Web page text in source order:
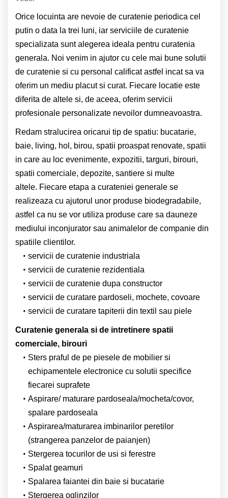
Orice locuinta are nevoie de curatenie periodica cel
putin o data la trei luni, iar serviciile de curatenie
specializata sunt alegerea ideala pentru curatenia
generala. Noi venim in ajutor cu cele mai bune solutii
de curatenie si cu personal calificat astfel incat sa va
oferim un mediu placut si curat. Fiecare locatie este
diferita de altele si, de aceea, oferim servicii
profesionale personalizate nevoilor dumneavoastra.
Redam stralucirea oricarui tip de spatiu: bucatarie,
baie, living, hol, birou, spatii proaspat renovate, spatii
in care au loc evenimente, expozitii, targuri, birouri,
spatii comerciale, depozite, santiere si multe
altele. Fiecare etapa a curateniei generale se
realizeaza cu ajutorul unor produse biodegradabile,
astfel ca nu se vor utiliza produse care sa dauneze
mediului inconjurator sau animalelor de companie din
spatiile clientilor.
servicii de curatenie industriala
servicii de curatenie rezidentiala
servicii de curatenie dupa constructor
servicii de curatare pardoseli, mochete, covoare
servicii de curatare tapiterii din textil sau piele
Curatenie generala si de intretinere spatii
comerciale, birouri
Sters praful de pe piesele de mobilier si
echipamentele electronice cu solutii specifice
fiecarei suprafete
Aspirare/ maturare pardoseala/mocheta/covor,
spalare pardoseala
Aspirarea/maturarea imbinarilor peretilor
(strangerea panzelor de paianjen)
Stergerea tocurilor de usi si ferestre
Spalat geamuri
Spalarea faiantei din baie si bucatarie
Stergerea oglinzilor